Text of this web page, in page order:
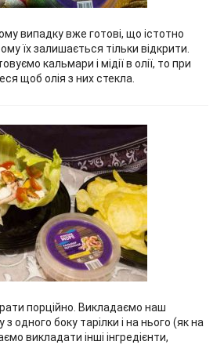
випадку вже готові, що істотно
їх залишається тільки відкрити.
кальмари і мідії в олії, то при
щоб олія з них стекла.
порційно. Викладаємо наш
одного боку тарілки і на нього (як на
викладати інші інгредієнти,